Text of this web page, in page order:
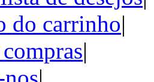
do carrinho|
|